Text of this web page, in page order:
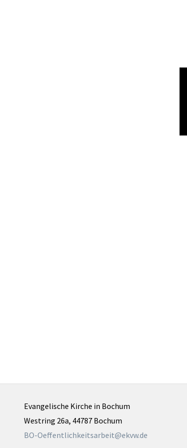
Evangelische Kirche in Bochum
Westring 26a, 44787 Bochum
BO-Oeffentlichkeitsarbeit@ekvw.de